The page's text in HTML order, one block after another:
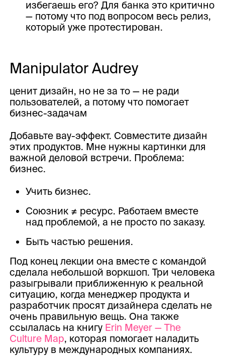
избегаешь его? Для банка это критично
— потому что под вопросом весь релиз,
который уже протестирован.
Manipulator Audrey
ценит дизайн, но не за то — не ради
пользователей, а потому что помогает
бизнес-задачам
Добавьте вау-эффект. Совместите дизайн
этих продуктов. Мне нужны картинки для
важной деловой встречи. Проблема:
бизнес.
Учить бизнес.
Союзник ≠ ресурс. Работаем вместе
над проблемой, а не просто по заказу.
Быть частью решения.
Под конец лекции она вместе с командой
сделала небольшой воркшоп. Три человека
разыгрывали приближенную к реальной
ситуацию, когда менеджер продукта и
разработчик просят дизайнера сделать не
очень правильную вещь. Она также
ссылалась на книгу Erin Meyer — The
Culture Map, которая помогает наладить
культуру в международных компаниях.